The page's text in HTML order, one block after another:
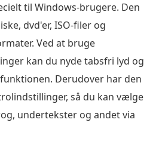
til Windows-brugere. Den
dvd'er, ISO-filer og
Ved at bruge
kan du nyde tabsfri lyd og
Derudover har den
så du kan vælge
undertekster og andet via